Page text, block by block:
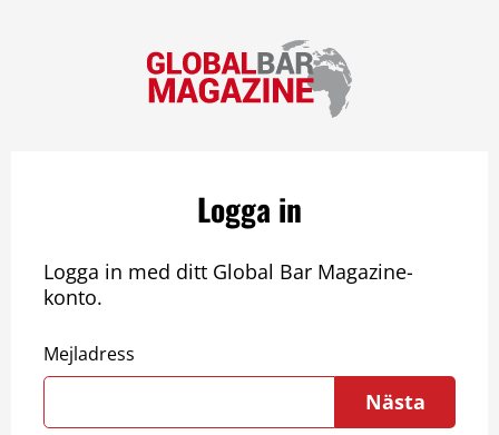
Logga in
Logga in med ditt Global Bar Magazine-
konto.
Mejladress
Nästa